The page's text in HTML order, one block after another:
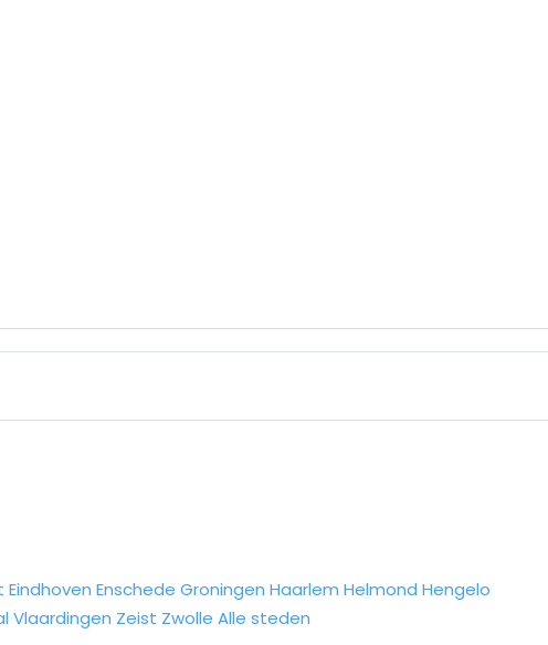
Eindhoven Enschede Groningen Haarlem Helmond Hengelo
Vlaardingen Zeist Zwolle Alle steden